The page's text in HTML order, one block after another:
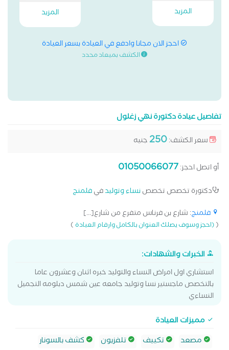
المزيد
المزيد
احجز الان مجانا وادفع في العيادة بسعر العيادة
الكشف بميعاد محدد
تفاصيل عيادة دكتورة نهي زغلول
سعر الكشف:250جنيه
أو اتصل احجز:01050066077
دكتورة تخصص تخصصنساء وتوليدفيفلمنج
فلمنج: شارع بن فرناس متفرع من شارع[...]
((احجز وسوف يصلك العنوان بالكامل وارقام العيادة)
الخبرات والشهادات:
استشاري اول امراض النساء والتوليد خبره اثنان وعشرون عاما
بالتخصص ماجستير نسا وتوليد جامعه عين شمس دبلومه التجميل
النساءي
مميزات العيادة
مصعد
تكييف تلفزيون
كشف بالسونار